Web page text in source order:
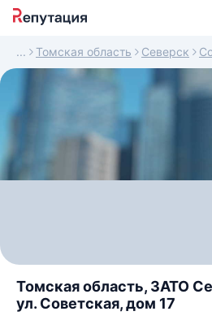
Томская область Северск
Томская область, ЗАТО
ул. Советская, дом 17